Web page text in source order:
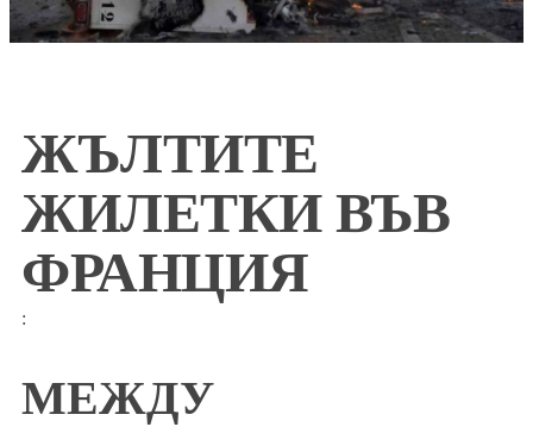
ЖЪЛТИТЕ
ЖИЛЕТКИ ВЪВ
ФРАНЦИЯ
:
МЕЖДУ